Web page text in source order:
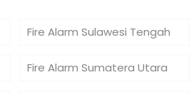
Fire Alarm Sulawesi Tengah
Fire Alarm Sumatera Utara